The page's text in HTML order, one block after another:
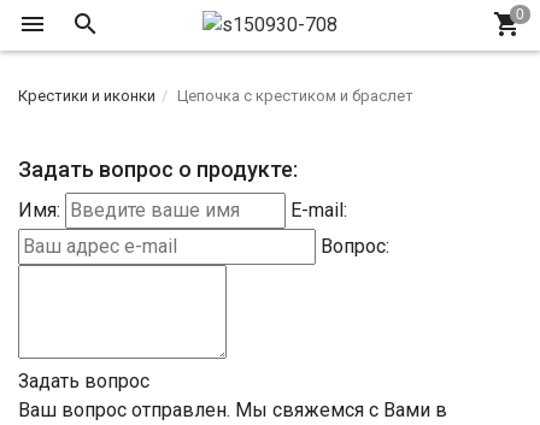
Крестики и иконки Цепочка с крестиком и браслет
Задать вопрос о продукте:
Имя:
E-mail:
Вопрос:
Задать вопрос
Ваш вопрос отправлен. Мы свяжемся с Вами в